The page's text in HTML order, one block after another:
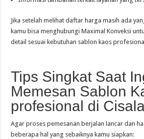
Jika setelah melihat daftar harga masih ada
kamu bisa menghubungi Maximal Konveksi
detail sesuai kebutuhan sablon kaos
Tips Singkat Saat
Memesan Sablon
profesional di
Agar proses pemesanan berjalan lancar dan
beberapa hal yang sebaiknya kamu siapkan: